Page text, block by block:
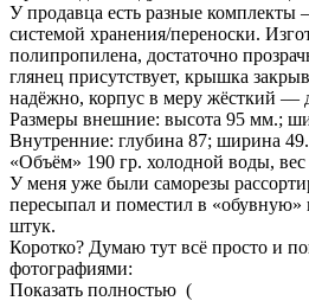
У продавца есть разные комплекты
системой хранения/переноски.
полипропилена, достаточно
глянец присутствует, крышка
надёжно, корпус в меру жёсткий —
Размеры внешние: высота 95 мм.;
Внутренние: глубина 87; ширина 49.
«Объём» 190 гр. холодной воды,
У меня уже были саморезы
пересыпал и поместил в «обувную»
штук.
Коротко? Думаю тут всё просто и
фотографиями:
Показать полностью (